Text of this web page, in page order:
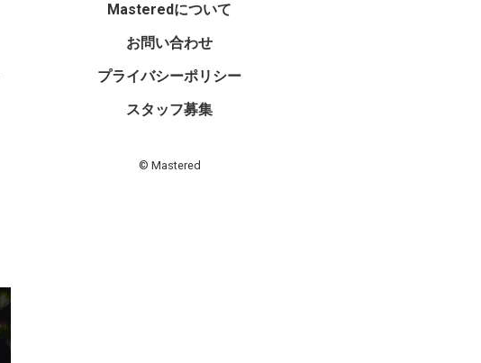
Masteredについて
お問い合わせ
プライバシーポリシー
スタッフ募集
© Mastered